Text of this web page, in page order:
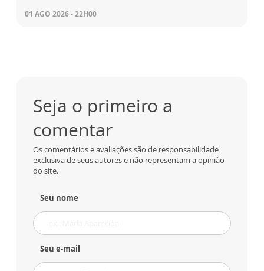
01 AGO 2026 - 22H00
Seja o primeiro a
comentar
Os comentários e avaliações são de responsabilidade
exclusiva de seus autores e não representam a opinião
do site.
Seu nome
Seu e-mail